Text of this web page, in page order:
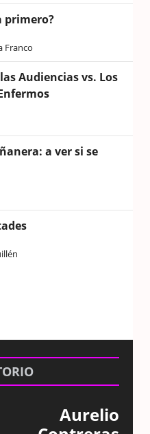
primero?
Franco
Audiencias vs. Los
a ver si se
Aurelio